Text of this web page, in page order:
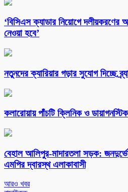
‘বিসিএস ক্যাডার নিয়োগে
নেওয়া হবে’
নতুনদের ক্যারিয়ার গড়ার সুযোগ দিচ্ছে
কলারোয়ায় পাঁচটি ক্লিনিক ও ডায়াগনস্টিক
বেহাল আলিপুর-মাদারতলা সড়ক:
এমপির দ্বারস্থ এলাকাবাসী
আরও খবর